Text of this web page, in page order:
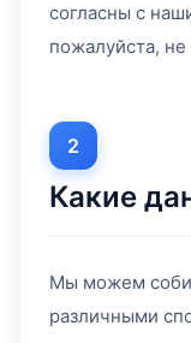
согласны с
пожалуйста,
2
Какие
Мы можем
различными